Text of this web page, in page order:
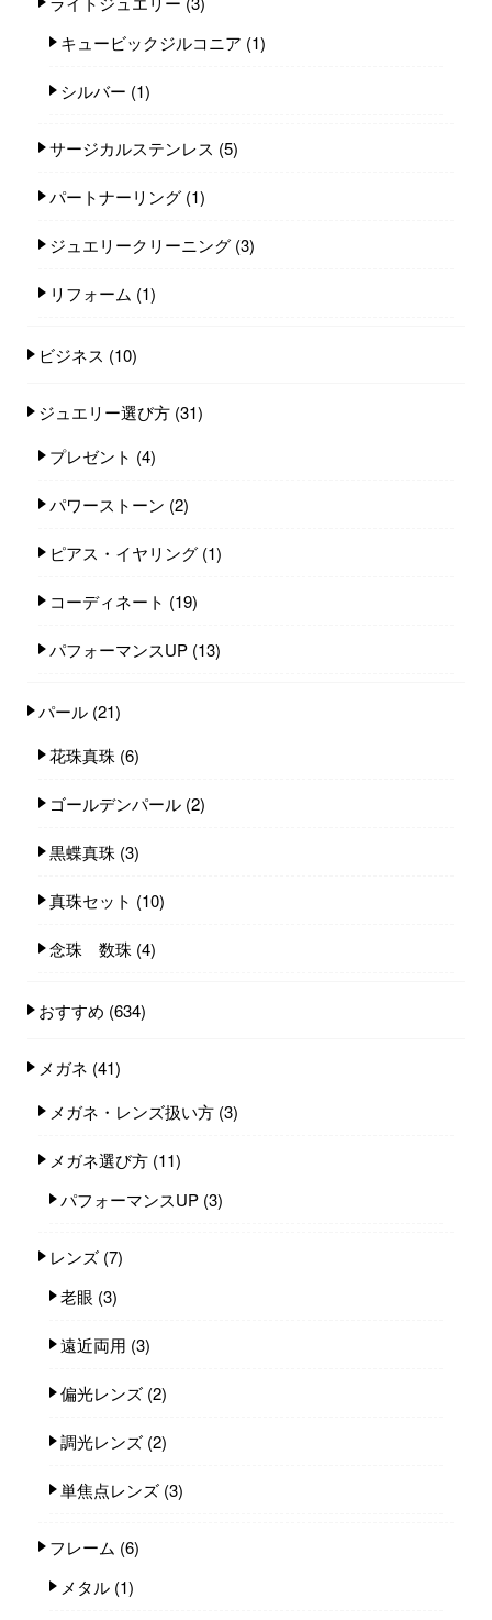
キュービックジルコニア (1)
シルバー (1)
サージカルステンレス (5)
パートナーリング (1)
ジュエリークリーニング (3)
リフォーム (1)
ビジネス (10)
ジュエリー選び方 (31)
プレゼント (4)
パワーストーン (2)
ピアス・イヤリング (1)
コーディネート (19)
パフォーマンスUP (13)
パール (21)
花珠真珠 (6)
ゴールデンパール (2)
黒蝶真珠 (3)
真珠セット (10)
念珠 数珠 (4)
おすすめ (634)
メガネ (41)
メガネ・レンズ扱い方 (3)
メガネ選び方 (11)
パフォーマンスUP (3)
レンズ (7)
老眼 (3)
遠近両用 (3)
偏光レンズ (2)
調光レンズ (2)
単焦点レンズ (3)
フレーム (6)
メタル (1)